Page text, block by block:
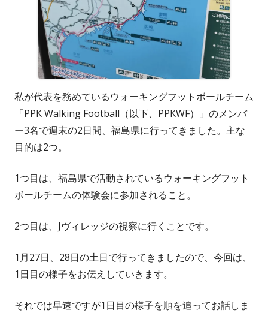
私が代表を務めているウォーキングフットボールチーム
「PPK Walking Football（以下、PPKWF）」のメンバ
ー3名で週末の2日間、福島県に行ってきました。主な
目的は2つ。
1つ目は、福島県で活動されているウォーキングフット
ボールチームの体験会に参加されること。
2つ目は、Jヴィレッジの視察に行くことです。
1月27日、28日の土日で行ってきましたので、今回は、
1日目の様子をお伝えしていきます。
それでは早速ですが1日目の様子を順を追ってお話しま